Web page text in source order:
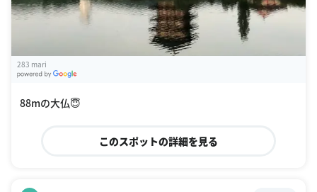
283 mari
88mの大仏😇
このスポットの詳細を見る